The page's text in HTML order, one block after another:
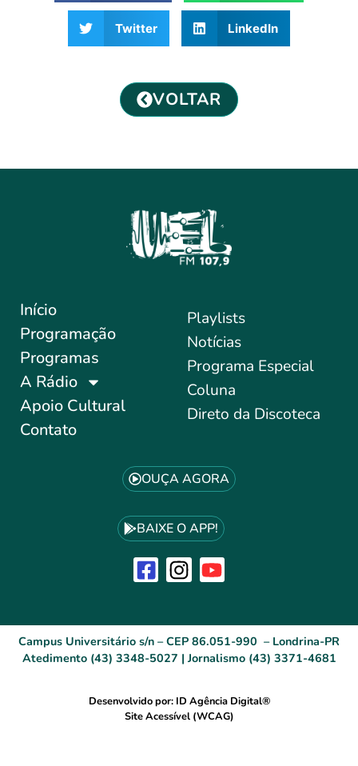
Twitter LinkedIn
VOLTAR
Início
Programação
Programas
A Rádio
Apoio Cultural
Contato
Playlists
Notícias
Programa Especial
Coluna
Direto da Discoteca
OUÇA AGORA
BAIXE O APP!
Campus Universitário s/n – CEP 86.051-990 – Londrina-PR
Atedimento (43) 3348-5027 | Jornalismo (43) 3371-4681
Desenvolvido por: ID Agência Digital®
Site Acessível (WCAG)